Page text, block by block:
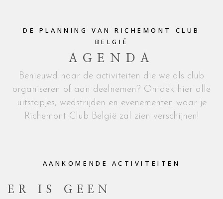
DE PLANNING VAN RICHEMONT CLUB
BELGIË
AGENDA
Benieuwd naar de activiteiten die we als club
organiseren of aan deelnemen? Ontdek hier alle
uitstapjes, wedstrijden en evenementen waar je
Richemont Club België zal zien verschijnen!
AANKOMENDE ACTIVITEITEN
ER IS GEEN